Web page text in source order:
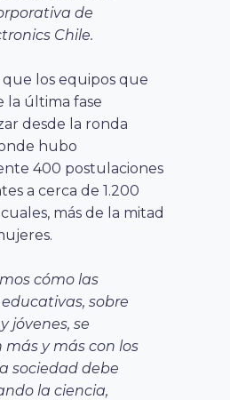
de
Chile.
que los equipos que
la última fase
desde la ronda
hubo
400 postulaciones
a cerca de 1.200
más de la mitad
cómo las
sobre
jóvenes, se
y más con los
sociedad debe
la ciencia,